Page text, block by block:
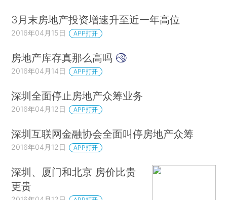
3月末房地产投资增速升至近一年高位
2016年04月15日 APP打开
房地产库存真那么高吗
2016年04月14日 APP打开
深圳全面停止房地产众筹业务
2016年04月12日 APP打开
深圳互联网金融协会全面叫停房地产众筹
2016年04月12日 APP打开
深圳、厦门和北京 房价比贵
更贵